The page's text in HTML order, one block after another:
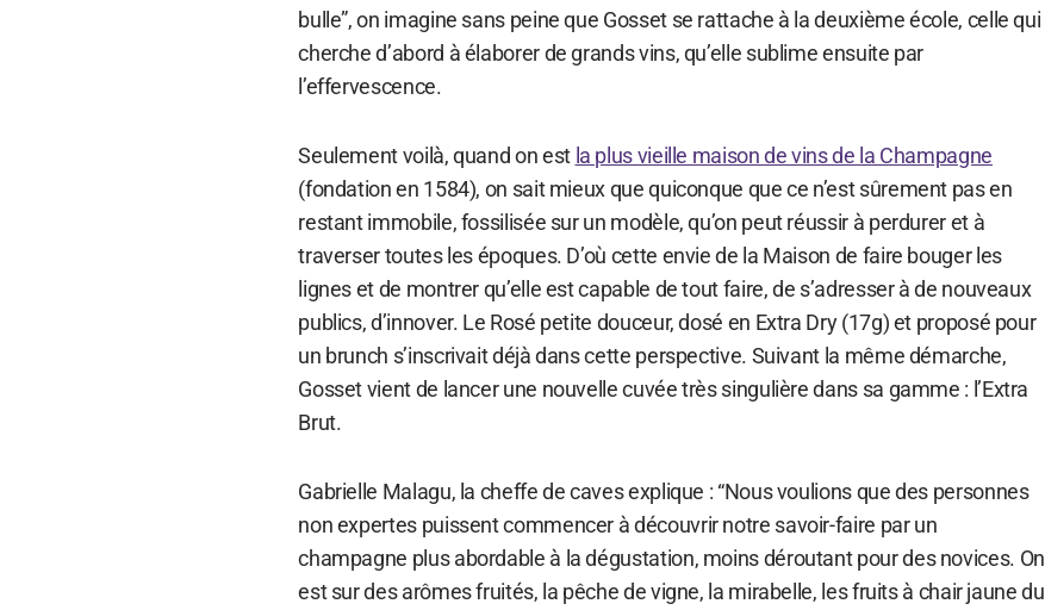
bulle”, on imagine sans peine que Gosset se rattache à la deuxième école, celle qui
cherche d’abord à élaborer de grands vins, qu’elle sublime ensuite par
l’effervescence.
Seulement voilà, quand on est la plus vieille maison de vins de la Champagne
(fondation en 1584), on sait mieux que quiconque que ce n’est sûrement pas en
restant immobile, fossilisée sur un modèle, qu’on peut réussir à perdurer et à
traverser toutes les époques. D’où cette envie de la Maison de faire bouger les
lignes et de montrer qu’elle est capable de tout faire, de s’adresser à de nouveaux
publics, d’innover. Le Rosé petite douceur, dosé en Extra Dry (17g) et proposé pour
un brunch s’inscrivait déjà dans cette perspective. Suivant la même démarche,
Gosset vient de lancer une nouvelle cuvée très singulière dans sa gamme : l’Extra
Brut.
Gabrielle Malagu, la cheffe de caves explique : “Nous voulions que des personnes
non expertes puissent commencer à découvrir notre savoir-faire par un
champagne plus abordable à la dégustation, moins déroutant pour des novices. On
est sur des arômes fruités, la pêche de vigne, la mirabelle, les fruits à chair jaune du